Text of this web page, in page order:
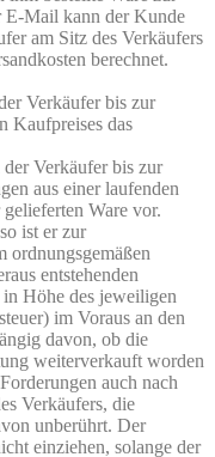
E-Mail kann der Kunde
am Sitz des Verkäufers
berechnet.
Verkäufer bis zur
Kaufpreises das
Verkäufer bis zur
aus einer laufenden
Ware vor.
ist er zur
ordnungsgemäßen
entstehenden
Höhe des jeweiligen
im Voraus an den
davon, ob die
weiterverkauft worden
auch nach
Verkäufers, die
unberührt. Der
einziehen, solange der